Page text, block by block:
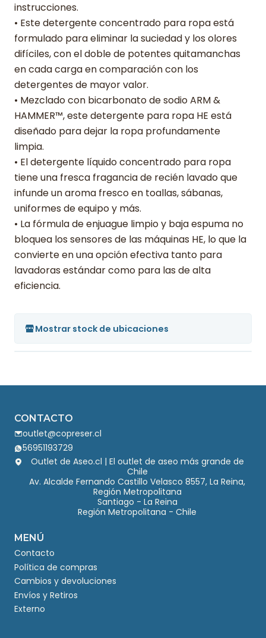
instrucciones.
• Este detergente concentrado para ropa está
formulado para eliminar la suciedad y los olores
difíciles, con el doble de potentes quitamanchas
en cada carga en comparación con los
detergentes de mayor valor.
• Mezclado con bicarbonato de sodio ARM &
HAMMER™, este detergente para ropa HE está
diseñado para dejar la ropa profundamente
limpia.
• El detergente líquido concentrado para ropa
tiene una fresca fragancia de recién lavado que
infunde un aroma fresco en toallas, sábanas,
uniformes de equipo y más.
• La fórmula de enjuague limpio y baja espuma no
bloquea los sensores de las máquinas HE, lo que la
convierte en una opción efectiva tanto para
lavadoras estándar como para las de alta
eficiencia.
Mostrar stock de ubicaciones
CONTACTO
outlet@copreser.cl
56951193729
Outlet de Aseo.cl | El outlet de aseo más grande de
Chile
Av. Alcalde Fernando Castillo Velasco 8557, La Reina,
Región Metropolitana
Santiago - La Reina
Región Metropolitana - Chile
MENÚ
Contacto
Política de compras
Cambios y devoluciones
Envíos y Retiros
Externo